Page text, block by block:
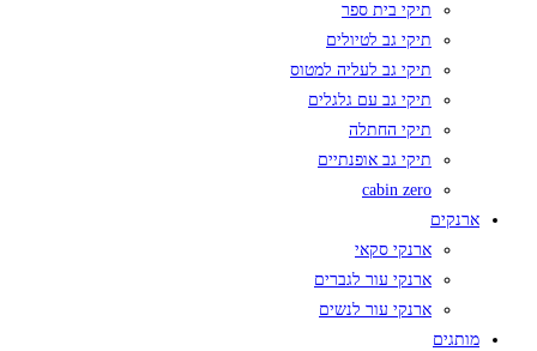
תיקי בית ספר
תיקי גב לטיולים
תיקי גב לעליה למטוס
תיקי גב עם גלגלים
תיקי החתלה
תיקי גב אופנתיים
cabin zero
ארנקים
ארנקי סקאי
ארנקי עור לגברים
ארנקי עור לנשים
מותגים